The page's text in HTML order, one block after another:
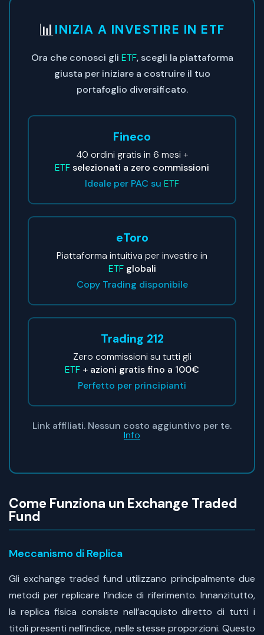
📊INIZIA A INVESTIRE IN ETF
Ora che conosci gli ETF, scegli la piattaforma
giusta per iniziare a costruire il tuo
portafoglio diversificato.
Fineco
40 ordini gratis in 6 mesi +
ETFselezionati a zero commissioni
Ideale per PAC su ETF
eToro
Piattaforma intuitiva per investire in
ETFglobali
Copy Trading disponibile
Trading 212
Zero commissioni su tutti gli
ETF + azioni gratis fino a 100€
Perfetto per principianti
Link affiliati. Nessun costo aggiuntivo per te.
Info
Come Funziona un Exchange Traded
Fund
Meccanismo di Replica
Gli exchange traded fund utilizzano principalmente due
metodi per replicare l’indice di riferimento. Innanzitutto,
la replica fisica consiste nell’acquisto diretto di tutti i
titoli presenti nell’indice, nelle stesse proporzioni. Questo